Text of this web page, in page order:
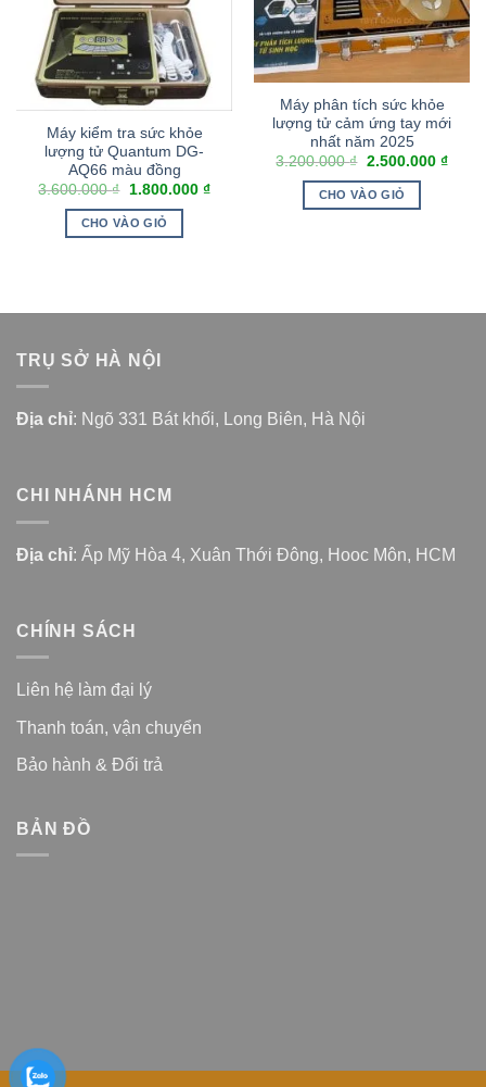
Máy kiểm tra sức khỏe
lượng tử Quantum DG-
AQ66 màu đồng
3.600.000₫ 1.800.000 ₫
CHO VÀO GIỎ
Máy phân tích sức khỏe
lượng tử cảm ứng tay mới
nhất năm 2025
3.200.000₫ 2.500.000 ₫
CHO VÀO GIỎ
TRỤ SỞ HÀ NỘI
Địa chỉ: Ngõ 331 Bát khối, Long Biên, Hà Nội
CHI NHÁNH HCM
Địa chỉ: Ấp Mỹ Hòa 4, Xuân Thới Đông, Hooc Môn, HCM
CHÍNH SÁCH
Liên hệ làm đại lý
Thanh toán, vận chuyển
Bảo hành & Đổi trả
BẢN ĐỒ